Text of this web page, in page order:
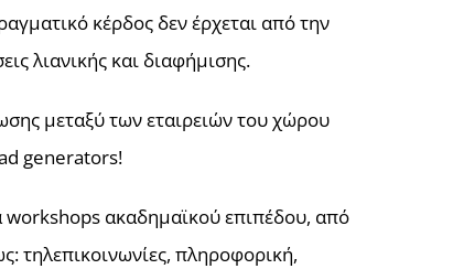
κέρδος δεν έρχεται από την
λιανικής και διαφήμισης.
μεταξύ των εταιρειών του χώρου
generators!
ακαδημαϊκού επιπέδου, από
τηλεπικοινωνίες, πληροφορική,